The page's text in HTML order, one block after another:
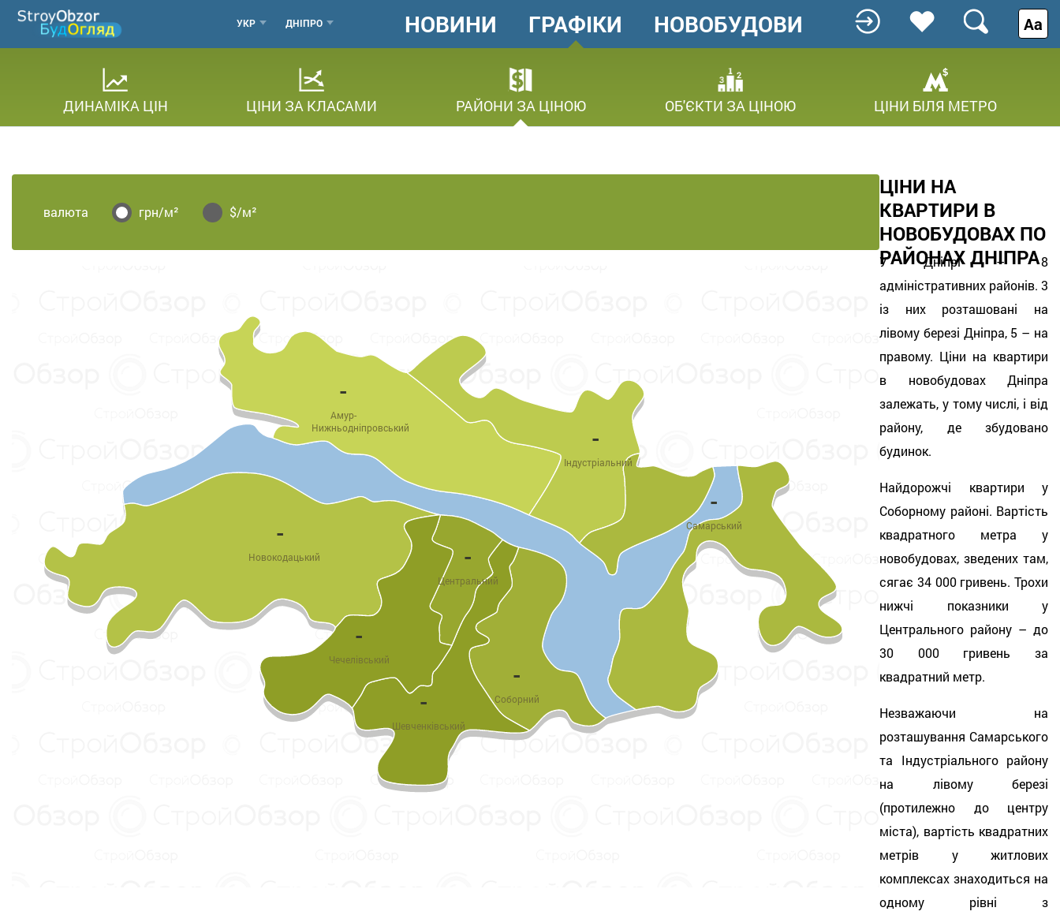
Перейти
основного
УКР
МЕНЮ
ГОРОДОВ
ДНІПРО
ГОЛОВНЕ
МЕНЮ
НОВИНИ ГРАФІКИ
ДИНАМІКА ЦІН ЦІНИ ЗА КЛАСАМИ РАЙОНИ ЗА ЦІНОЮ ОБ'ЄКТИ ЗА ЦІНОЮ ЦІНИ БІЛЯ МЕТРО
НОВОБУДОВИ Аа
валюта грн/м² $/м²
-
Амур-
Нижньодніпровський
-
Індустріальний
-
Новокодацький
-
Самарський
-
Соборний
-
Центральний
-
Чечелівський
-
Шевченківський
ЦІНИ НА
КВАРТИРИ В
НОВОБУДОВАХ ПО
РАЙОНАХ ДНІПРА
У Дніпрі – 8
адміністративних районів. 3
із них розташовані на
лівому березі Дніпра, 5 – на
правому. Ціни на квартири
в новобудовах Дніпра
залежать, у тому числі, і від
району, де збудовано
будинок.
Найдорожчі квартири у
Соборному районі. Вартість
квадратного метра у
новобудовах, зведених там,
сягає 34 000 гривень. Трохи
нижчі показники у
Центрального району – до
30 000 гривень за
квадратний метр.
Незважаючи на
розташування Самарського
та Індустріального району
на лівому березі
(протилежно до центру
міста), вартість квадратних
метрів у житлових
комплексах знаходиться на
одному рівні з